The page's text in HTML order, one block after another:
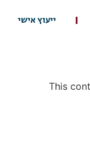
ייעוץ אישי
This